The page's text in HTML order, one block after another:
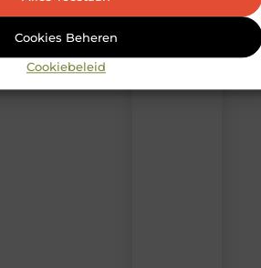
Cookies Beheren
Cookiebeleid
Laat